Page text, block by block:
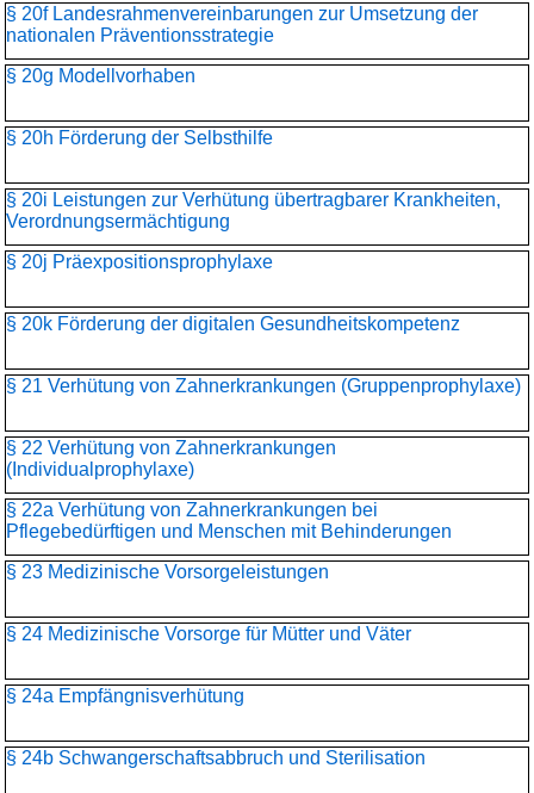
§ 20f Landesrahmenvereinbarungen zur Umsetzung der
nationalen Präventionsstrategie
§ 20g Modellvorhaben
§ 20h Förderung der Selbsthilfe
§ 20i Leistungen zur Verhütung übertragbarer Krankheiten,
Verordnungsermächtigung
§ 20j Präexpositionsprophylaxe
§ 20k Förderung der digitalen Gesundheitskompetenz
§ 21 Verhütung von Zahnerkrankungen (Gruppenprophylaxe)
§ 22 Verhütung von Zahnerkrankungen
(Individualprophylaxe)
§ 22a Verhütung von Zahnerkrankungen bei
Pflegebedürftigen und Menschen mit Behinderungen
§ 23 Medizinische Vorsorgeleistungen
§ 24 Medizinische Vorsorge für Mütter und Väter
§ 24a Empfängnisverhütung
§ 24b Schwangerschaftsabbruch und Sterilisation